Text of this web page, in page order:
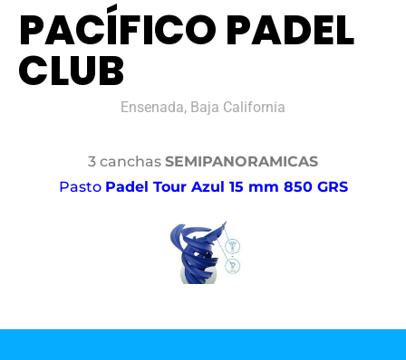
PACÍFICO PADEL
CLUB
Ensenada, Baja California
3 canchas SEMIPANORAMICAS
Pasto Padel Tour Azul 15 mm 850 GRS